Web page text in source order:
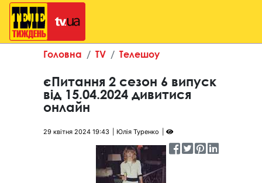
Головна TV Телешоу
єПитання 2 сезон 6 випуск
від 15.04.2024 дивитися
онлайн
29 квітня 2024 19:43 Юлія Туренко